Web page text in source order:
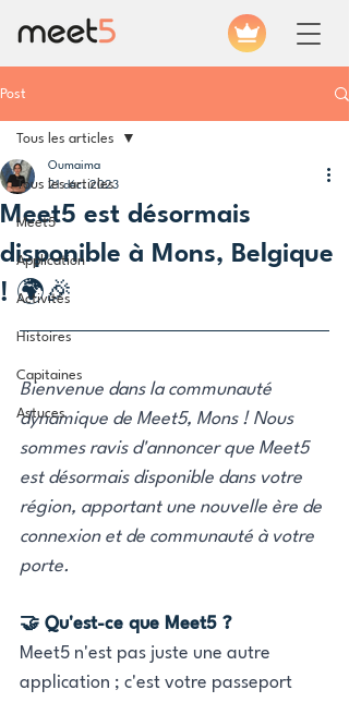
Post
Tous les articles
Meet5
Application
Activités
Histoires
Capitaines
Astuces
Tous les articles
Meet5 est désormais
disponible à Mons, Belgique
! 🌍🎉
Oumaima
21 déc. 2023
Bienvenue dans la communauté
dynamique de Meet5, Mons ! Nous
sommes ravis d'annoncer que Meet5
est désormais disponible dans votre
région, apportant une nouvelle ère de
connexion et de communauté à votre
porte.
🤝 Qu'est-ce que Meet5 ?
Meet5 n'est pas juste une autre
application ; c'est votre passeport